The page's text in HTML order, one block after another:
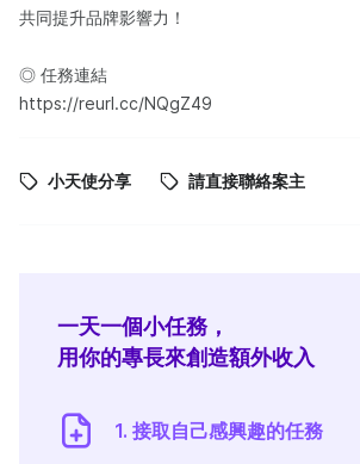
共同提升品牌影響力！
◎ 任務連結
https://reurl.cc/NQgZ49
小天使分享 請直接聯絡案主
一天一個小任務，
用你的專長來創造額外收入
1. 接取自己感興趣的任務